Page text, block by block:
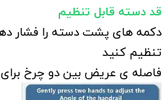
قد دسته قابل تنظیم
دکمه های پشت دسته را فشار
تنظیم کنید
فاصله ی عریض بین دو چرخ برای